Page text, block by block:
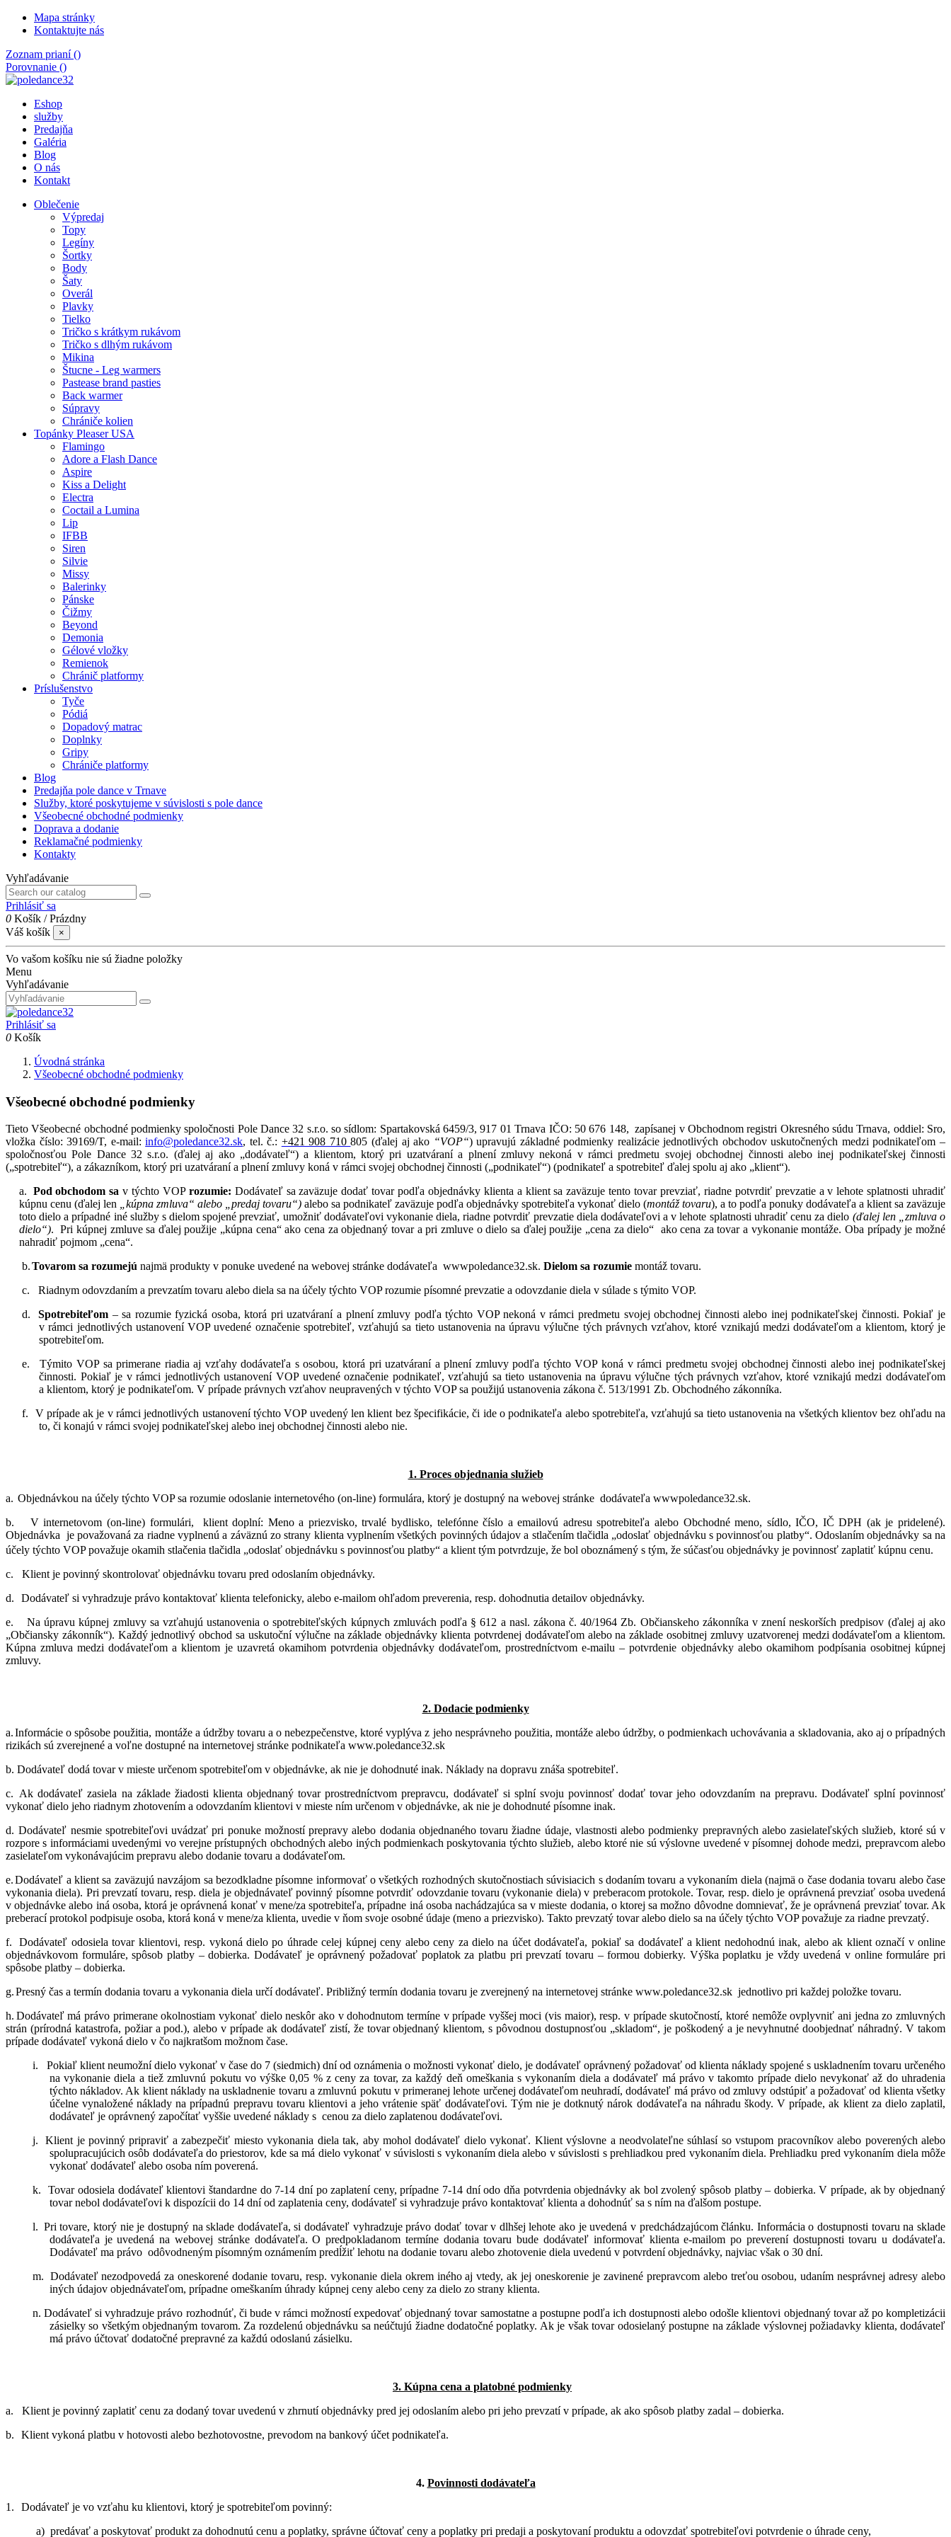
Mapa stránky
Kontaktujte nás
Zoznam prianí ()
Porovnanie ()
Eshop
služby
Predajňa
Galéria
Blog
O nás
Kontakt
Oblečenie
Výpredaj
Topy
Legíny
Šortky
Body
Šaty
Overál
Plavky
Tielko
Tričko s krátkym rukávom
Tričko s dlhým rukávom
Mikina
Štucne - Leg warmers
Pastease brand pasties
Back warmer
Súpravy
Chrániče kolien
Topánky Pleaser USA
Flamingo
Adore a Flash Dance
Aspire
Kiss a Delight
Electra
Coctail a Lumina
Lip
IFBB
Siren
Silvie
Missy
Balerinky
Pánske
Čižmy
Beyond
Demonia
Gélové vložky
Remienok
Chránič platformy
Príslušenstvo
Tyče
Pódiá
Dopadový matrac
Doplnky
Gripy
Chrániče platformy
Blog
Predajňa pole dance v Trnave
Služby, ktoré poskytujeme v súvislosti s pole dance
Všeobecné obchodné podmienky
Doprava a dodanie
Reklamačné podmienky
Kontakty
Vyhľadávanie
Prihlásiť sa
0 Košík /Prázdny
Váš košík
×
Vo vašom košíku nie sú žiadne položky
Menu
Vyhľadávanie
Prihlásiť sa
0 Košík
Úvodná stránka
Všeobecné obchodné podmienky
Všeobecné obchodné podmienky
Tieto Všeobecné obchodné podmienky spoločnosti Pole Dance 32 s.r.o. so sídlom: Spartakovská 6459/3, 917 01 Trnava IČO: 50 676 148, zapísanej v Obchodnom registri Okresného súdu Trnava, oddiel: Sro,
vložka číslo: 39169/T, e-mail:info@poledance32.sk, tel. č.: +421 908 710805 (ďalej aj ako “VOP“) upravujú základné podmienky realizácie jednotlivých obchodov uskutočnených medzi podnikateľom –
spoločnosťou Pole Dance 32 s.r.o. (ďalej aj ako „dodávateľ“) a klientom, ktorý pri uzatváraní a plnení zmluvy nekoná v rámci predmetu svojej obchodnej činnosti alebo inej podnikateľskej činnosti
(„spotrebiteľ“), a zákazníkom, ktorý pri uzatváraní a plnení zmluvy koná v rámci svojej obchodnej činnosti („podnikateľ“) (podnikateľ a spotrebiteľ ďalej spolu aj ako „klient“).
a. Pod obchodom sa v týchto VOP rozumie: Dodávateľ sa zaväzuje dodať tovar podľa objednávky klienta a klient sa zaväzuje tento tovar prevziať, riadne potvrdiť prevzatie a v lehote splatnosti uhradiť
kúpnu cenu (ďalej len „kúpna zmluva“ alebo „predaj tovaru“) alebo sa podnikateľ zaväzuje podľa objednávky spotrebiteľa vykonať dielo (montáž tovaru), a to podľa ponuky dodávateľa a klient sa zaväzuje
toto dielo a prípadné iné služby s dielom spojené prevziať, umožniť dodávateľovi vykonanie diela, riadne potvrdiť prevzatie diela dodávateľovi a v lehote splatnosti uhradiť cenu za dielo (ďalej len „zmluva o
dielo“). Pri kúpnej zmluve sa ďalej použije „kúpna cena“ ako cena za objednaný tovar a pri zmluve o dielo sa ďalej použije „cena za dielo“ ako cena za tovar a vykonanie montáže. Oba prípady je možné
nahradiť pojmom „cena“.
b.Tovarom sa rozumejú najmä produkty v ponuke uvedené na webovej stránke dodávateľa wwwpoledance32.sk.Dielom sa rozumie montáž tovaru.
c.
Riadnym odovzdaním a prevzatím tovaru alebo diela sa na účely týchto VOP rozumie písomné prevzatie a odovzdanie diela v súlade s týmito VOP.
d.
Spotrebiteľom – sa rozumie fyzická osoba, ktorá pri uzatváraní a plnení zmluvy podľa týchto VOP nekoná v rámci predmetu svojej obchodnej činnosti alebo inej podnikateľskej činnosti. Pokiaľ je
v rámci jednotlivých ustanovení VOP uvedené označenie spotrebiteľ, vzťahujú sa tieto ustanovenia na úpravu výlučne tých právnych vzťahov, ktoré vznikajú medzi dodávateľom a klientom, ktorý je
spotrebiteľom.
e.
Týmito VOP sa primerane riadia aj vzťahy dodávateľa s osobou, ktorá pri uzatváraní a plnení zmluvy podľa týchto VOP koná v rámci predmetu svojej obchodnej činnosti alebo inej podnikateľskej
činnosti. Pokiaľ je v rámci jednotlivých ustanovení VOP uvedené označenie podnikateľ, vzťahujú sa tieto ustanovenia na úpravu výlučne tých právnych vzťahov, ktoré vznikajú medzi dodávateľom
a klientom, ktorý je podnikateľom. V prípade právnych vzťahov neupravených v týchto VOP sa použijú ustanovenia zákona č. 513/1991 Zb. Obchodného zákonníka.
f.
V prípade ak je v rámci jednotlivých ustanovení týchto VOP uvedený len klient bez špecifikácie, či ide o podnikateľa alebo spotrebiteľa, vzťahujú sa tieto ustanovenia na všetkých klientov bez ohľadu na
to, či konajú v rámci svojej podnikateľskej alebo inej obchodnej činnosti alebo nie.
1. Proces objednania služieb
a. Objednávkou na účely týchto VOP sa rozumie odoslanie internetového (on-line) formulára, ktorý je dostupný na webovej stránke dodávateľa wwwpoledance32.sk.
b.
V internetovom (on-line) formulári, klient doplní: Meno a priezvisko, trvalé bydlisko, telefónne číslo a emailovú adresuspotrebiteľa alebo Obchodné meno, sídlo, IČO, IČ DPH (ak je pridelené).
Objednávka je považovaná za riadne vyplnenú a záväznú zo strany klienta vyplnením všetkých povinných údajov a stlačením tlačidla „odoslať objednávku s povinnosťou platby“. Odoslaním objednávky sa na
účely týchto VOP považuje okamih stlačenia tlačidla „odoslať objednávku s povinnosťou platby“ a klient tým potvrdzuje, že bol oboznámený s tým, že súčasťou objednávky je povinnosť zaplatiť kúpnu cenu.
c.
Klient je povinný skontrolovať objednávku tovaru pred odoslaním objednávky.
d.
Dodávateľ si vyhradzuje právo kontaktovať klienta telefonicky, alebo e-mailom ohľadom preverenia, resp. dohodnutia detailov objednávky.
e.
Na úpravu kúpnej zmluvy sa vzťahujú ustanovenia o spotrebiteľských kúpnych zmluvách podľa § 612 a nasl. zákona č. 40/1964 Zb. Občianskeho zákonníka v znení neskorších predpisov (ďalej aj ako
„Občiansky zákonník“). Každý jednotlivý obchod sa uskutoční výlučne na základe objednávky klienta potvrdenej dodávateľom alebo na základe osobitnej zmluvy uzatvorenej medzi dodávateľom a klientom.
Kúpna zmluva medzi dodávateľom a klientom je uzavretá okamihom potvrdenia objednávky dodávateľom, prostredníctvom e-mailu – potvrdenie objednávky alebo okamihom podpísania osobitnej kúpnej
zmluvy.
2. Dodacie podmienky
a.Informácie o spôsobe použitia, montáže a údržby tovaru a o nebezpečenstve, ktoré vyplýva z jeho nesprávneho použitia, montáže alebo údržby, o podmienkach uchovávania a skladovania, ako aj o prípadných
rizikách sú zverejnené a voľne dostupné na internetovej stránke podnikateľa www.poledance32.sk
b. Dodávateľ dodá tovar v mieste určenom spotrebiteľom v objednávke, ak nie je dohodnuté inak. Náklady na dopravu znáša spotrebiteľ.
c. Ak dodávateľ zasiela na základe žiadosti klienta objednaný tovar prostredníctvom prepravcu, dodávateľ si splní svoju povinnosť dodať tovar jeho odovzdaním na prepravu. Dodávateľ splní povinnosť
vykonať dielo jeho riadnym zhotovením a odovzdaním klientovi v mieste ním určenom v objednávke, ak nie je dohodnuté písomne inak.
d. Dodávateľ nesmie spotrebiteľovi uvádzať pri ponuke možností prepravy alebo dodania objednaného tovaru žiadne údaje, vlastnosti alebo podmienky prepravných alebo zasielateľských služieb, ktoré sú v
rozpore s informáciami uvedenými vo verejne prístupných obchodných alebo iných podmienkach poskytovania týchto služieb, alebo ktoré nie sú výslovne uvedené v písomnej dohode medzi, prepravcom alebo
zasielateľom vykonávajúcim prepravu alebo dodanie tovaru a dodávateľom.
e.Dodávateľ a klient sa zaväzujú navzájom sa bezodkladne písomne informovať o všetkých rozhodných skutočnostiach súvisiacich s dodaním tovaru a vykonaním diela (najmä o čase dodania tovaru alebo čase
vykonania diela). Pri prevzatí tovaru, resp. diela je objednávateľ povinný písomne potvrdiť odovzdanie tovaru (vykonanie diela) v preberacom protokole. Tovar, resp. dielo je oprávnená prevziať osoba uvedená
v objednávke alebo iná osoba, ktorá je oprávnená konať v mene/za spotrebiteľa, prípadne iná osoba nachádzajúca sa v mieste dodania, o ktorej sa možno dôvodne domnievať, že je oprávnená prevziať tovar. Ak
preberací protokol podpisuje osoba, ktorá koná v mene/za klienta, uvedie v ňom svoje osobné údaje (meno a priezvisko). Takto prevzatý tovar alebo dielo sa na účely týchto VOP považuje za riadne prevzatý.
f.
Dodávateľ odosiela tovar klientovi, resp. vykoná dielo po úhrade celej kúpnej ceny alebo ceny za dielo na účet dodávateľa, pokiaľ sa dodávateľ a klient nedohodnú inak, alebo ak klient označí v online
objednávkovom formuláre, spôsob platby – dobierka. Dodávateľ je oprávnený požadovať poplatok za platbu pri prevzatí tovaru – formou dobierky. Výška poplatku je vždy uvedená v online formuláre pri
spôsobe platby – dobierka.
g.Presný čas a termín dodania tovaru a vykonania diela určí dodávateľ. Približný termín dodania tovaru je zverejnený na internetovej stránke www.poledance32.sk jednotlivo pri každej položke tovaru.
h. Dodávateľ má právo primerane okolnostiam vykonať dielo neskôr ako v dohodnutom termíne v prípade vyššej moci (vis maior), resp. v prípade skutočností, ktoré nemôže ovplyvniť ani jedna zo zmluvných
strán (prírodná katastrofa, požiar a pod.), alebo v prípade ak dodávateľ zistí, že tovar objednaný klientom, s pôvodnou dostupnosťou „skladom“, je poškodený a je nevyhnutné doobjednať náhradný. V takom
prípade dodávateľ vykoná dielo v čo najkratšom možnom čase.
i.
Pokiaľ klient neumožní dielo vykonať v čase do 7 (siedmich) dní od oznámenia o možnosti vykonať dielo, je dodávateľ oprávnený požadovať od klienta náklady spojené s uskladnením tovaru určeného
na vykonanie diela a tiež zmluvnú pokutu vo výške 0,05 % z ceny za tovar, za každý deň omeškania s vykonaním diela a dodávateľ má právo v takomto prípade dielo nevykonať až do uhradenia
týchto nákladov. Ak klient náklady na uskladnenie tovaru a zmluvnú pokutu v primeranej lehote určenej dodávateľom neuhradí, dodávateľ má právo od zmluvy odstúpiť a požadovať od klienta všetky
účelne vynaložené náklady na prípadnú prepravu tovaru klientovi a jeho vrátenie späť dodávateľovi. Tým nie je dotknutý nárok dodávateľa na náhradu škody. V prípade, ak klient za dielo zaplatil,
dodávateľ je oprávnený započítať vyššie uvedené náklady s cenou za dielo zaplatenou dodávateľovi.
j.
Klient je povinný pripraviť a zabezpečiť miesto vykonania diela tak, aby mohol dodávateľ dielo vykonať. Klient výslovne a neodvolateľne súhlasí so vstupom pracovníkov alebo poverených alebo
spolupracujúcich osôb dodávateľa do priestorov, kde sa má dielo vykonať v súvislosti s vykonaním diela alebo v súvislosti s prehliadkou pred vykonaním diela. Prehliadku pred vykonaním diela môže
vykonať dodávateľ alebo osoba ním poverená.
k.
Tovar odosiela dodávateľ klientovi štandardne do 7-14 dní po zaplatení ceny, prípadne 7-14 dní odo dňa potvrdenia objednávky ak bol zvolený spôsob platby – dobierka. V prípade, ak by objednaný
tovar nebol dodávateľovi k dispozícii do 14 dní od zaplatenia ceny, dodávateľ si vyhradzuje právo kontaktovať klienta a dohodnúť sa s ním na ďalšom postupe.
l. Pri tovare, ktorý nie je dostupný na sklade dodávateľa, si dodávateľ vyhradzuje právo dodať tovar v dlhšej lehote ako je uvedená v predchádzajúcom článku. Informácia o dostupnosti tovaru na sklade
dodávateľa je uvedená na webovej stránke dodávateľa. O predpokladanom termíne dodania tovaru bude dodávateľ informovať klienta e-mailom po preverení dostupnosti tovaru u dodávateľa.
Dodávateľ ma právo odôvodneným písomným oznámením predĺžiť lehotu na dodanie tovaru alebo zhotovenie diela uvedenú v potvrdení objednávky, najviac však o 30 dní.
m. Dodávateľ nezodpovedá za oneskorené dodanie tovaru, resp. vykonanie diela okrem iného aj vtedy, ak jej oneskorenie je zavinené prepravcom alebo treťou osobou, udaním nesprávnej adresy alebo
iných údajov objednávateľom, prípadne omeškaním úhrady kúpnej ceny alebo ceny za dielo zo strany klienta.
n. Dodávateľ si vyhradzuje právo rozhodnúť, či bude v rámci možností expedovať objednaný tovar samostatne a postupne podľa ich dostupnosti alebo odošle klientovi objednaný tovar až po kompletizácii
zásielky so všetkým objednaným tovarom. Za rozdelenú objednávku sa neúčtujú žiadne dodatočné poplatky. Ak je však tovar odosielaný postupne na základe výslovnej požiadavky klienta, dodávateľ
má právo účtovať dodatočné prepravné za každú odoslanú zásielku.
3. Kúpna cena a platobné podmienky
a.
Klient je povinný zaplatiť cenu za dodaný tovar uvedenú v zhrnutí objednávky pred jej odoslaním alebo pri jeho prevzatí v prípade, ak ako spôsob platby zadal – dobierka.
b.
Klient vykoná platbu v hotovosti alebo bezhotovostne, prevodom na bankový účet podnikateľa.
4. Povinnosti dodávateľa
1.
Dodávateľ je vo vzťahu ku klientovi, ktorý je spotrebiteľom povinný:
a) predávať a poskytovať produkt za dohodnutú cenu a poplatky, správne účtovať ceny a poplatky pri predaji a poskytovaní produktu a odovzdať spotrebiteľovi potvrdenie o úhrade ceny,